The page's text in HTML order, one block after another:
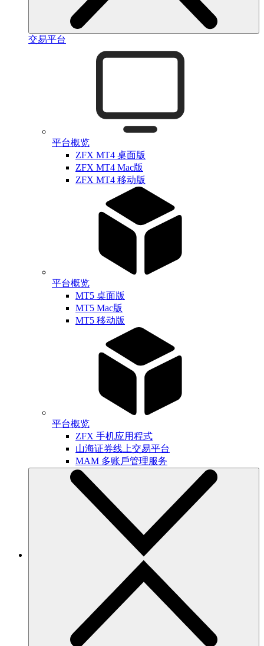
交易平台
平台概览
ZFX MT4 桌面版
ZFX MT4 Mac版
ZFX MT4 移动版
平台概览
MT5 桌面版
MT5 Mac版
MT5 移动版
平台概览
ZFX 手机应用程式
山海证券线上交易平台
MAM 多账戶管理服务